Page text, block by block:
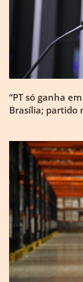
“PT só ganha
Brasília; partido